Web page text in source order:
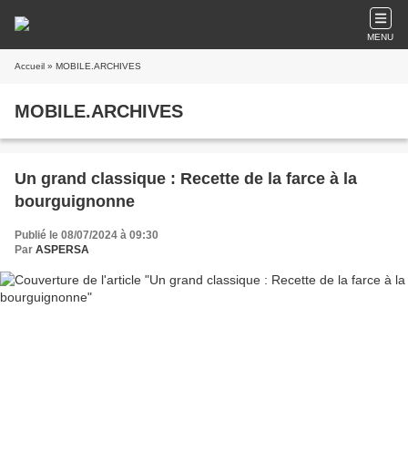
MENU
Accueil » MOBILE.ARCHIVES
MOBILE.ARCHIVES
Un grand classique : Recette de la farce à la
bourguignonne
Publié le 08/07/2024 à 09:30
Par ASPERSA